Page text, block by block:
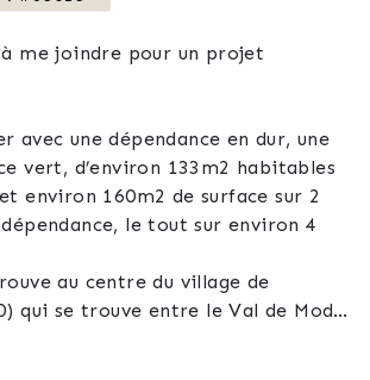
me joindre pour un projet
avec une dépendance en dur, une
vert, d’environ 133m2 habitables
environ 160m2 de surface sur 2
le tout sur environ 4
au centre du village de
qui se trouve entre le Val de Moder